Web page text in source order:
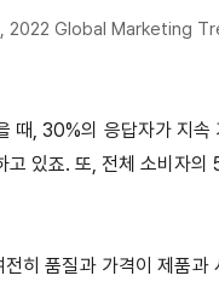
2022 Global Marketing
때, 30%의 응답자가 지속
있죠. 또, 전체 소비자
히 품질과 가격이 제품